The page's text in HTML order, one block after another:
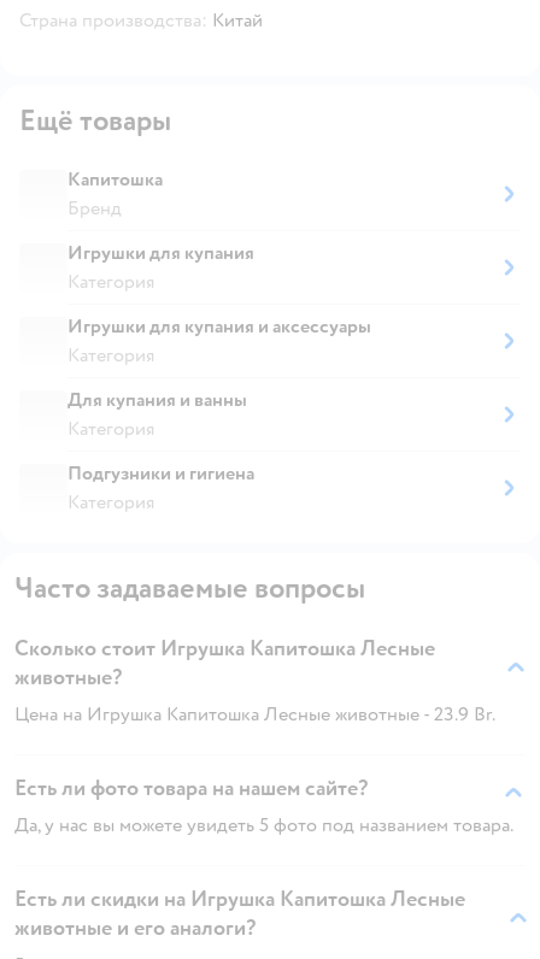
Страна производства: Китай
Ещё товары
Капитошка
Бренд
Игрушки для купания
Категория
Игрушки для купания и аксессуары
Категория
Для купания и ванны
Категория
Подгузники и гигиена
Категория
Часто задаваемые вопросы
Сколько стоит Игрушка Капитошка Лесные
животные?
Цена на Игрушка Капитошка Лесные животные - 23.9 Br.
Есть ли фото товара на нашем сайте?
Да, у нас вы можете увидеть 5 фото под названием товара.
Есть ли скидки на Игрушка Капитошка Лесные
животные и его аналоги?